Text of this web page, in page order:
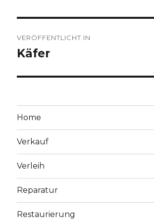
VERÖFFENTLICHT IN
Käfer
Home
Verkauf
Verleih
Reparatur
Restaurierung